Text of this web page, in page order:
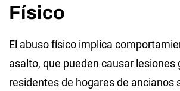
Físico
El abuso físico implica
asalto, que pueden causar lesiones
residentes de hogares de ancianos